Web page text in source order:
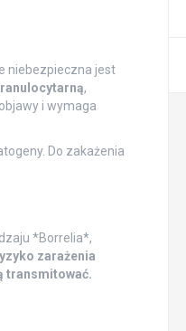
niebezpieczna jest
,
i wymaga
Do zakażenia
*Borrelia*,
zarażenia
transmitować.